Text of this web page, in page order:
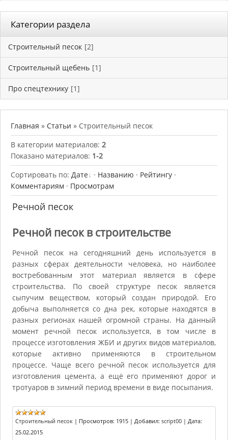
Категории раздела
Строительный песок [2]
Строительный щебень [1]
Про спецтехнику [1]
Главная » Статьи » Строительный песок
В категории материалов: 2
Показано материалов: 1-2
Сортировать по: Дате · Названию · Рейтингу ·
Комментариям · Просмотрам
Речной песок
Речной песок в строительстве
Речной песок на сегодняшний день используется в
разных сферах деятельности человека, но наиболее
востребованным этот материал является в сфере
строительства. По своей структуре песок является
сыпучим веществом, который создан природой. Его
добыча выполняется со дна рек, которые находятся в
разных регионах нашей огромной страны. На данный
момент речной песок используется, в том числе в
процессе изготовления ЖБИ и других видов материалов,
которые активно применяются в строительном
процессе. Чаще всего речной песок используется для
изготовления цемента, а ещё его применяют дорог и
тротуаров в зимний период времени в виде посыпания.
Строительный песок | Просмотров: 1915 | Добавил: script00 | Дата:
25.02.2015